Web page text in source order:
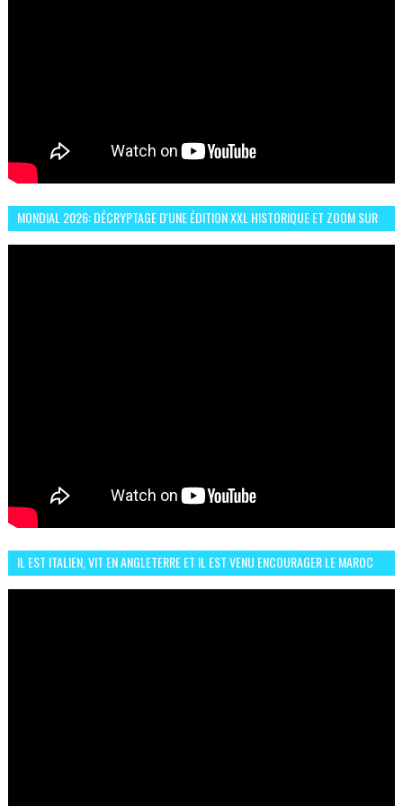
MONDIAL 2026: DÉCRYPTAGE D'UNE ÉDITION XXL HISTORIQUE ET ZOOM SUR
IL EST ITALIEN, VIT EN ANGLETERRE ET IL EST VENU ENCOURAGER LE MAROC